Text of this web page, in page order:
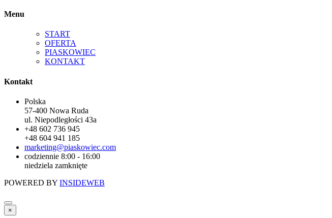
Menu
START
OFERTA
PIASKOWIEC
KONTAKT
Kontakt
Polska
57-400 Nowa Ruda
ul. Niepodległości 43a
+48 602 736 945
+48 604 941 185
marketing@piaskowiec.com
codziennie 8:00 - 16:00
niedziela zamknięte
POWERED BY INSIDEWEB
×